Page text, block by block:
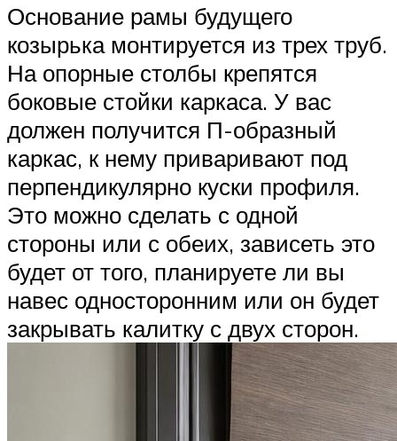
Основание рамы будущего
козырька монтируется из трех труб.
На опорные столбы крепятся
боковые стойки каркаса. У вас
должен получится П-образный
каркас, к нему приваривают под
перпендикулярно куски профиля.
Это можно сделать с одной
стороны или с обеих, зависеть это
будет от того, планируете ли вы
навес односторонним или он будет
закрывать калитку с двух сторон.